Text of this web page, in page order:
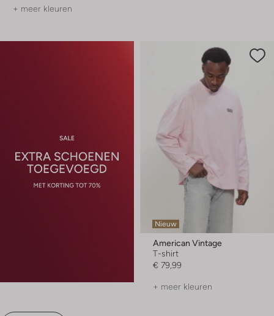
+ meer kleuren
Nieuw
American Vintage
T-shirt
€ 79,99
+ meer kleuren